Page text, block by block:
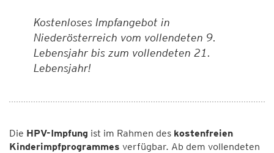
Kostenloses Impfangebot in
Niederösterreich vom vollendeten 9.
Lebensjahr bis zum vollendeten 21.
Lebensjahr!
Die HPV-Impfung ist im Rahmen des kostenfreien
Kinderimpfprogrammes verfügbar. Ab dem vollendeten